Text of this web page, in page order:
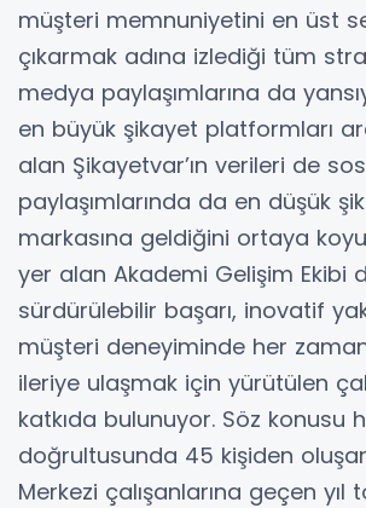
müşteri memnuniyetini en üst
çıkarmak adına izlediği tüm
medya paylaşımlarına da
en büyük şikayet platformları
alan Şikayetvar’ın verileri de
paylaşımlarında da en düşük
markasına geldiğini ortaya
yer alan Akademi Gelişim Ekibi
sürdürülebilir başarı, inovatif
müşteri deneyiminde her
ileriye ulaşmak için yürütülen
katkıda bulunuyor. Söz konusu
doğrultusunda 45 kişiden
Merkezi çalışanlarına geçen